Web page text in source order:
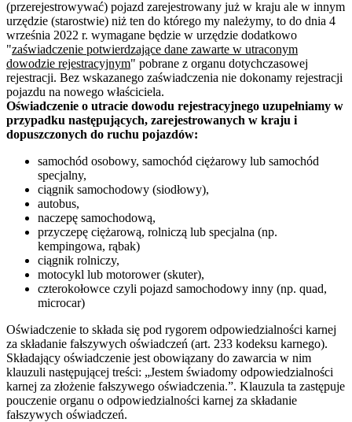
(przerejestrowywać) pojazd zarejestrowany już w kraju ale w innym
urzędzie (starostwie) niż ten do którego my należymy, to do dnia 4
września 2022 r. wymagane będzie w urzędzie dodatkowo
"zaświadczenie potwierdzające dane zawarte w utraconym
dowodzie rejestracyjnym" pobrane z organu dotychczasowej
rejestracji. Bez wskazanego zaświadczenia nie dokonamy rejestracji
pojazdu na nowego właściciela.
Oświadczenie o utracie dowodu rejestracyjnego uzupełniamy w
przypadku następujących, zarejestrowanych w kraju i
dopuszczonych do ruchu pojazdów:
samochód osobowy, samochód ciężarowy lub samochód
specjalny,
ciągnik samochodowy (siodłowy),
autobus,
naczepę samochodową,
przyczepę ciężarową, rolniczą lub specjalna (np.
kempingowa, rąbak)
ciągnik rolniczy,
motocykl lub motorower (skuter),
czterokołowce czyli pojazd samochodowy inny (np. quad,
microcar)
Oświadczenie to składa się pod rygorem odpowiedzialności karnej
za składanie fałszywych oświadczeń (art. 233 kodeksu karnego).
Składający oświadczenie jest obowiązany do zawarcia w nim
klauzuli następującej treści: „Jestem świadomy odpowiedzialności
karnej za złożenie fałszywego oświadczenia.”. Klauzula ta zastępuje
pouczenie organu o odpowiedzialności karnej za składanie
fałszywych oświadczeń.